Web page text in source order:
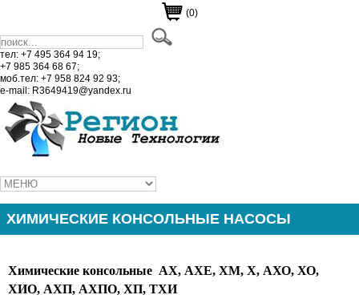
(0)
тел: +7 495 364 94 19;
+7 985 364 68 67;
моб.тел: +7 958 824 92 93;
e-mail: R3649419@yandex.ru
ХИМИЧЕСКИЕ КОНСОЛЬНЫЕ НАСОСЫ
Химические консольные АХ, АХЕ, ХМ, Х, АХО, ХО,
ХИО, АХП, АХПО, ХП, ТХИ